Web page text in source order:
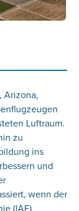
Arizona,
Luftraum.
zu
ins
und
wenn der
(IAF)